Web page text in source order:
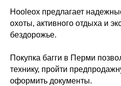
Hooleox предлагает
охоты, активного отдыха и
бездорожье.
Покупка багги в Перми
технику, пройти
оформить документы.